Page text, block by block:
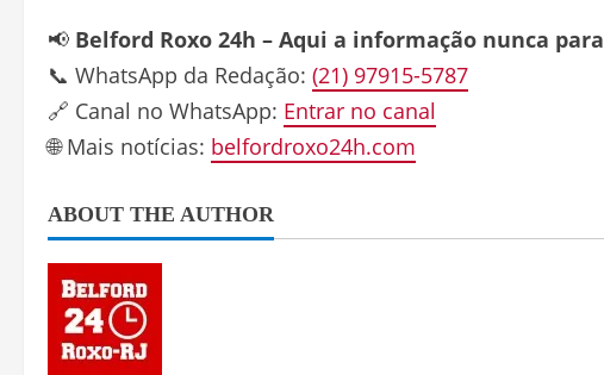
📢 Belford Roxo 24h – Aqui a informação nunca para
📞 WhatsApp da Redação: (21) 97915-5787
🔗 Canal no WhatsApp: Entrar no canal
🌐 Mais notícias: belfordroxo24h.com
ABOUT THE AUTHOR